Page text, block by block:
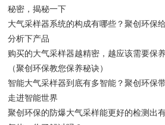
秘密，揭秘一下
大气采样器系统的构成有哪些？聚创环保
分析下产品
购买的大气采样器越精密，越应该需要保
（聚创环保教您保养秘诀）
智能大气采样器到底有多智能？聚创环保
走进智能世界
聚创环保的防爆大气采样能更好的检测出